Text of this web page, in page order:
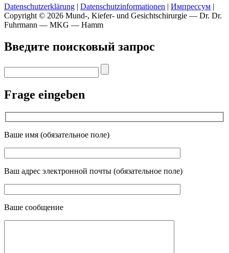
Datenschutzerklärung | Datenschutzinformationen | Импрессум |
Copyright © 2026 Mund-, Kiefer- und Gesichtschirurgie — Dr. Dr.
Fuhrmann — MKG — Hamm
Введите поисковый запрос
Frage eingeben
Ваше имя (обязательное поле)
Ваш адрес электронной почты (обязательное поле)
Ваше сообщение